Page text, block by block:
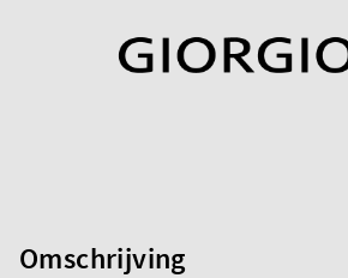
Omschrijving